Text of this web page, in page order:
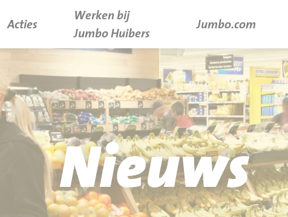
Acties
Werken bij
Jumbo Huibers
Jumbo.com
Nieuws